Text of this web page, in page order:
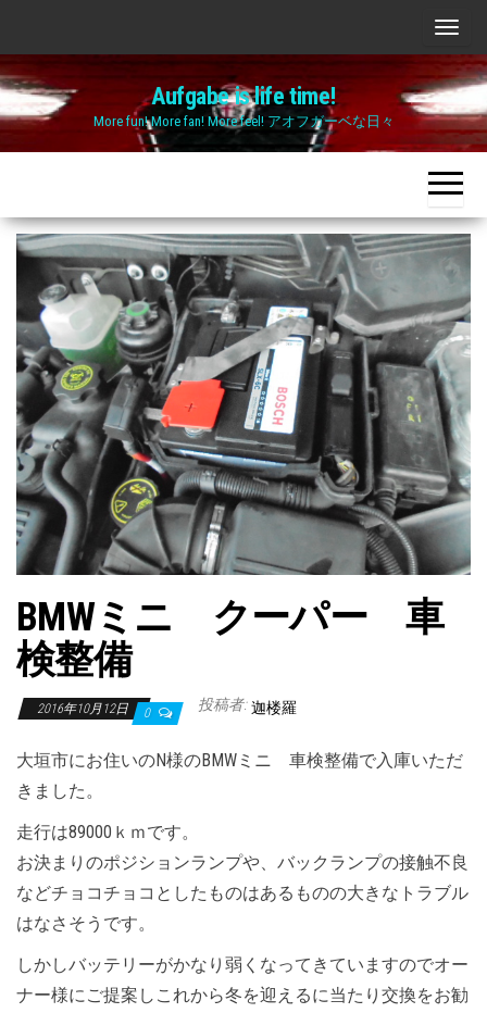
the
content
ナ
ビ
ゲ
ー
シ
ョ
ン
切
り
替
え
Aufgabe is life time!
More fun! More fan! More feel! アオフガーベな日々
BMWミニ クーパー 車
検整備
2016年10月12日 0 投稿者: 迦楼羅
大垣市にお住いのN様のBMWミニ 車検整備で入庫いただ
きました。
走行は89000ｋｍです。
お決まりのポジションランプや、バックランプの接触不良
などチョコチョコとしたものはあるものの大きなトラブル
はなさそうです。
しかしバッテリーがかなり弱くなってきていますのでオー
ナー様にご提案しこれから冬を迎えるに当たり交換をお勧